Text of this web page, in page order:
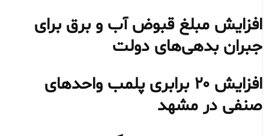
افزایش مبلغ قبوض آب و برق برای
جبران بدهی‌های دولت
افزایش ۲۰ برابری پلمب واحدهای
صنفی در مشهد